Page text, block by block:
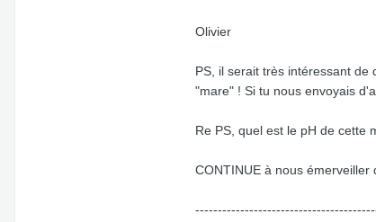
Olivier
PS, il serait très intéressant
"mare" ! Si tu nous envoyais
Re PS, quel est le pH de cette
CONTINUE à nous